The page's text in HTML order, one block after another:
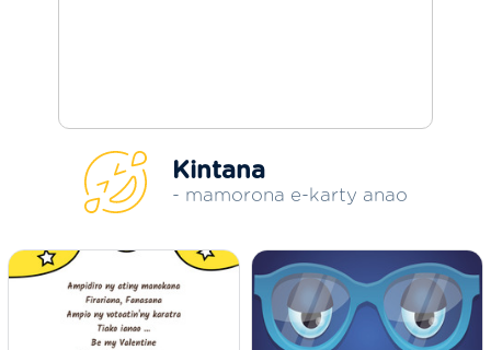
Kintana
- mamorona e-karty anao